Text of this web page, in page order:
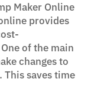
Maker Online
provides
of the main
changes to
saves time